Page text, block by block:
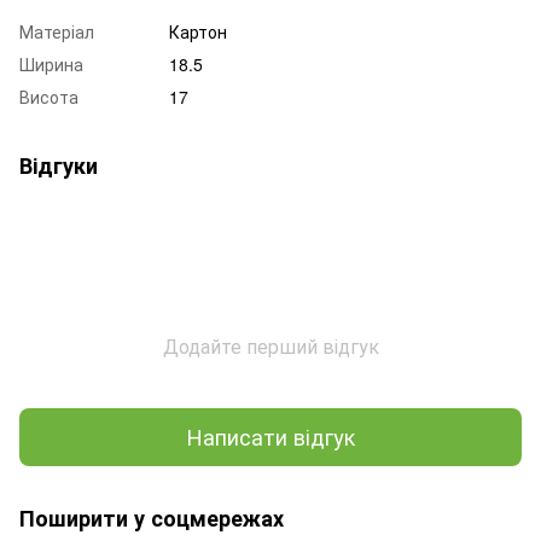
Матеріал
Картон
Ширина
18.5
Висота
17
Відгуки
Додайте перший відгук
Написати відгук
Поширити у соцмережах